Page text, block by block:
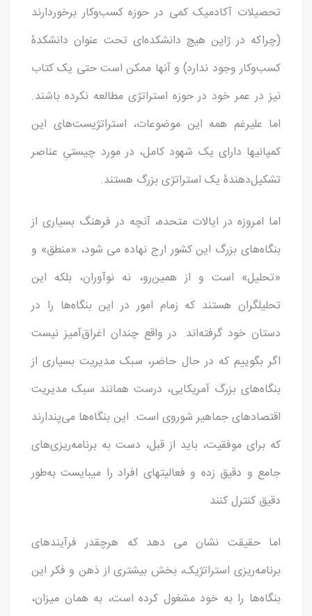
تحصیلات آکادمیک کمی در حوزه کسب‌وکار برخوردارند
(چراکه در ژاپن هیچ دانشکده‌ای تحت عنوان دانشکدۀ
کسب‌وکار وجود ندارد) و آنها ممکن است حتی یک کتاب
نیز در عمر خود در حوزه استراتژی مطالعه نکرده باشند.
اما علیرغم همه این موضوعات، استراتژیست‌های این
کمپانیها دارای یک شهود کامل، در مورد چیستیِ عناصر
تشکیل‌دهندۀ یک استراتژی بزرگ هستند.
اما امروزه در ایالات متحده، آنچه در فرهنگ بسیاری از
بنگاه‌های بزرگ این کشور ارج نهاده می شود، «منطق» و
«تحلیل» است و از همین‌رو، نه نوآوران، بلکه این
تحلیلگران هستند که زمام امور در این بنگاه‌ها را در
دستان خود گرفته‌اند. در واقع چندان اغراق‌آمیز نیست
اگر بگوییم که در حال حاضر، سبک مدیریت بسیاری از
بنگاه‌های بزرگ آمریکایی، درست همانند سبک مدیریت
اقتصادهای جماهیر شوروی است. این بنگاه‌ها می‌پندارند
که برای موفقیت، باید از قبل، دست به برنامه‌ریزی‌های
جامع و دقیق زده و فعالیتهای افراد را میبایست به‌طور
دقیق کنترل کنند
اما حقیقت نشان می دهد که هرچقدر فرآیندهای
برنامه‌ریزی استراتژیک، بخش بیشتری از ذهن و فکر این
بنگاه‌ها را به خود مشغول کرده است، به همان میزان،